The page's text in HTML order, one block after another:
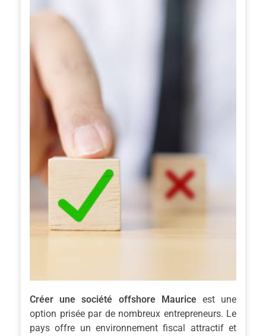
Créer une société offshore Mauriceest une
option prisée par de nombreux entrepreneurs. Le
pays offre un environnement fiscal attractif et